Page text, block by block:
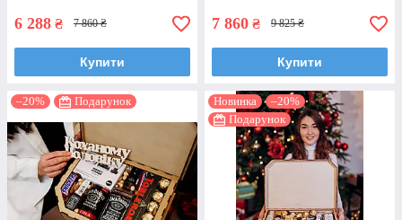
6 288 ₴ 7 860 ₴
Купити
7 860 ₴ 9 825 ₴
Купити
–20% Подарунок Новинка
–20%
Подарунок